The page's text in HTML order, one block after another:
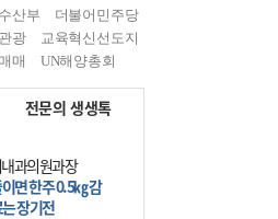
산부
더불어민주당
광
교육혁신선도지
매 UN해양총회
전문의 생생톡
과의원과장
면 한주 0.5㎏ 감
장기전